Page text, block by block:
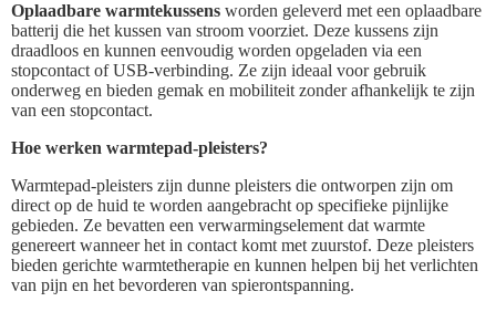
Oplaadbare warmtekussens worden geleverd met een oplaadbare
batterij die het kussen van stroom voorziet. Deze kussens zijn
draadloos en kunnen eenvoudig worden opgeladen via een
stopcontact of USB-verbinding. Ze zijn ideaal voor gebruik
onderweg en bieden gemak en mobiliteit zonder afhankelijk te zijn
van een stopcontact.
Hoe werken warmtepad-pleisters?
Warmtepad-pleisters zijn dunne pleisters die ontworpen zijn om
direct op de huid te worden aangebracht op specifieke pijnlijke
gebieden. Ze bevatten een verwarmingselement dat warmte
genereert wanneer het in contact komt met zuurstof. Deze pleisters
bieden gerichte warmtetherapie en kunnen helpen bij het verlichten
van pijn en het bevorderen van spierontspanning.